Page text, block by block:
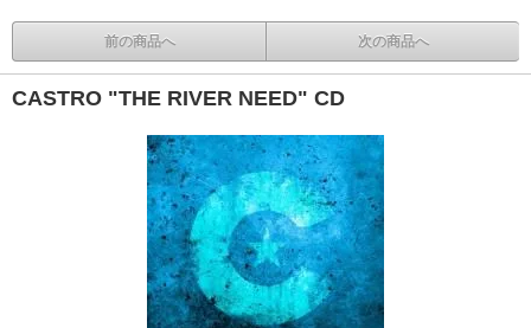
前の商品へ 次の商品へ
CASTRO "THE RIVER NEED" CD